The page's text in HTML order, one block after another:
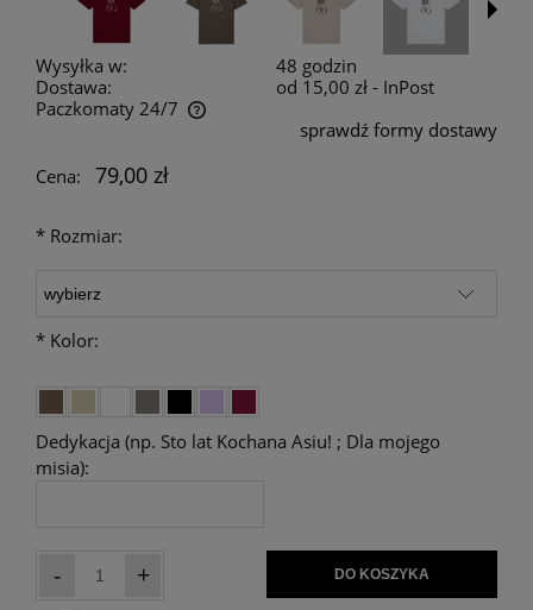
Wysyłka w:
48 godzin
Dostawa:
od 15,00 zł - InPost
Paczkomaty 24/7
Cena nie zawiera ewentualnych kosztów płatności
sprawdź formy dostawy
Cena:
79,00 zł
* Rozmiar:
* Kolor:
Dedykacja (np. Sto lat Kochana Asiu! ; Dla mojego
misia):
- + DO KOSZYKA